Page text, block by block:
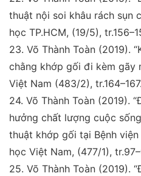
thuật nội soi khâu rách sụn
học TP.HCM, (19/5),
23. Võ Thành Toàn (2019).
chằng khớp gối đi kèm gãy
Việt Nam (483/2), tr.164–167.
24. Võ Thành Toàn (2019).
hưởng chất lượng cuộc
thuật khớp gối tại Bệnh viện
học Việt Nam, (477/1),
25. Võ Thành Toàn (2019).